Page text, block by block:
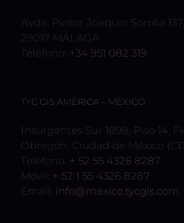
Avda. Pintor Joaquín Sorolla
29017 MÁLAGA
Teléfono: +34 951 082 319
TYC GIS AMÉRICA – MÉXICO
Insurgentes Sur 1898, Piso 14,
Obregón, Ciudad de México
Teléfono: + 52 55 4326 8287
Móvil: + 52 1 55 4326 8287
Email: info@mexico.tycgis.com